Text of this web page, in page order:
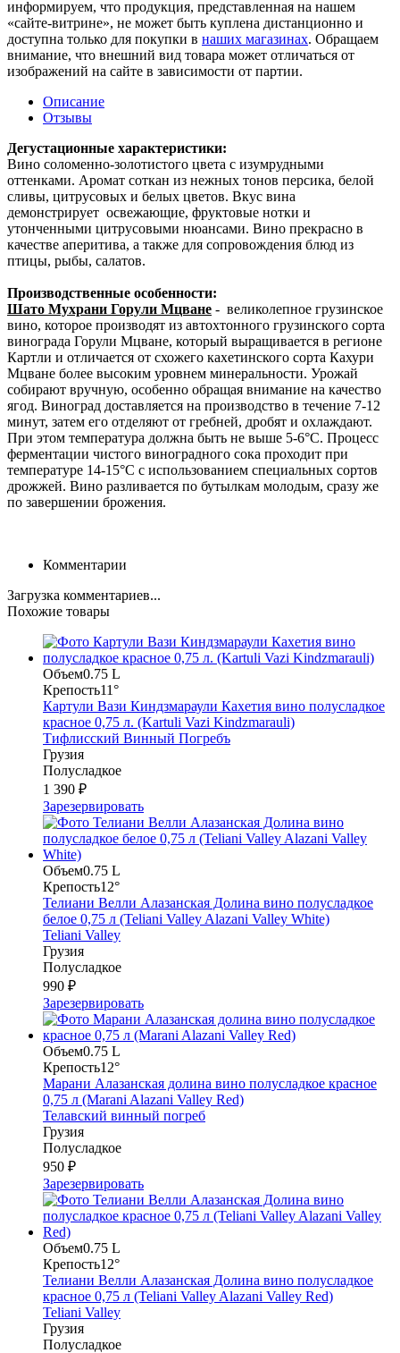
информируем, что продукция, представленная на нашем
«сайте-витрине», не может быть куплена дистанционно и
доступна только для покупки в наших магазинах. Обращаем
внимание, что внешний вид товара может отличаться от
изображений на сайте в зависимости от партии.
Описание
Отзывы
Дегустационные характеристики:
Вино соломенно-золотистого цвета с изумрудными
оттенками. Аромат соткан из нежных тонов персика, белой
сливы, цитрусовых и белых цветов. Вкус вина
демонстрирует освежающие, фруктовые нотки и
утонченными цитрусовыми нюансами. Вино прекрасно в
качестве аперитива, а также для сопровождения блюд из
птицы, рыбы, салатов.
Производственные особенности:
Шато Мухрани Горули Мцване - великолепное грузинское
вино, которое производят из автохтонного грузинского сорта
винограда Горули Мцване, который выращивается в регионе
Картли и отличается от схожего кахетинского сорта Кахури
Мцване более высоким уровнем минеральности. Урожай
собирают вручную, особенно обращая внимание на качество
ягод. Виноград доставляется на производство в течение 7-12
минут, затем его отделяют от гребней, дробят и охлаждают.
При этом температура должна быть не выше 5-6°C. Процесс
ферментации чистого виноградного сока проходит при
температуре 14-15°C с использованием специальных сортов
дрожжей. Вино разливается по бутылкам молодым, сразу же
по завершении брожения.
Комментарии
Загрузка комментариев...
Похожие товары
Объем0.75 L
Крепость11°
Картули Вази Киндзмараули Кахетия вино полусладкое
красное 0,75 л. (Kartuli Vazi Kindzmarauli)
Тифлисский Винный Погребъ
Грузия
Полусладкое
1 390 ₽
Зарезервировать
Объем0.75 L
Крепость12°
Телиани Велли Алазанская Долина вино полусладкое
белое 0,75 л (Teliani Valley Alazani Valley White)
Teliani Valley
Грузия
Полусладкое
990 ₽
Зарезервировать
Объем0.75 L
Крепость12°
Марани Алазанская долина вино полусладкое красное
0,75 л (Marani Alazani Valley Red)
Телавский винный погреб
Грузия
Полусладкое
950 ₽
Зарезервировать
Объем0.75 L
Крепость12°
Телиани Велли Алазанская Долина вино полусладкое
красное 0,75 л (Teliani Valley Alazani Valley Red)
Teliani Valley
Грузия
Полусладкое